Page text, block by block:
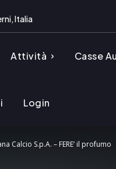
Italia
Attività Casse
Login
Calcio S.p.A. – FERE’ il profumo